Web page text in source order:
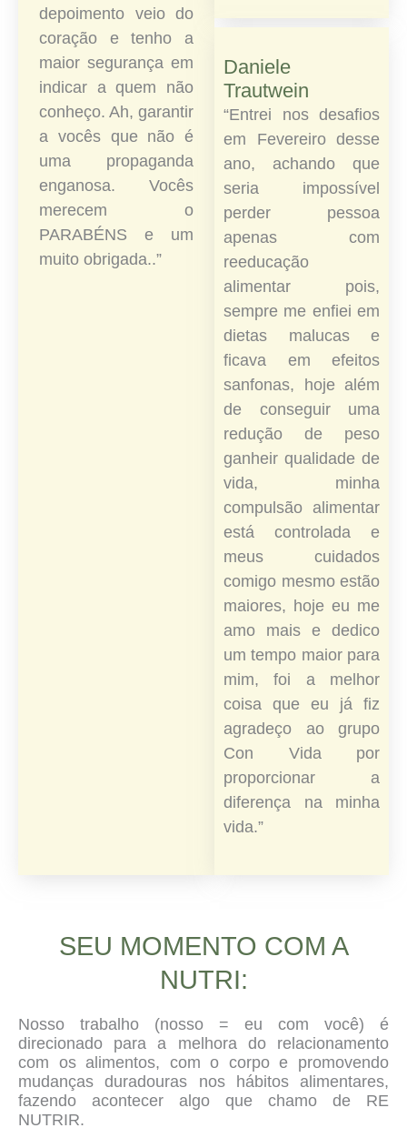
depoimento veio do
coração e tenho a
maior segurança em
indicar a quem não
conheço. Ah, garantir
a vocês que não é
uma propaganda
enganosa. Vocês
merecem o
PARABÉNS e um
muito obrigada..”
Daniele
Trautwein​
“Entrei nos desafios
em Fevereiro desse
ano, achando que
seria impossível
perder pessoa
apenas com
reeducação
alimentar pois,
sempre me enfiei em
dietas malucas e
ficava em efeitos
sanfonas, hoje além
de conseguir uma
redução de peso
ganheir qualidade de
vida, minha
compulsão alimentar
está controlada e
meus cuidados
comigo mesmo estão
maiores, hoje eu me
amo mais e dedico
um tempo maior para
mim, foi a melhor
coisa que eu já fiz
agradeço ao grupo
Con Vida por
proporcionar a
diferença na minha
vida.”
SEU MOMENTO COM A
NUTRI:
Nosso trabalho (nosso = eu com você) é
direcionado para a melhora do relacionamento
com os alimentos, com o corpo e promovendo
mudanças duradouras nos hábitos alimentares,
fazendo acontecer algo que chamo de RE
NUTRIR.